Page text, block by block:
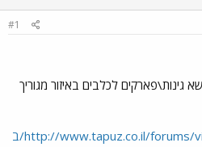
#1
גינות\פארקים לכלבים באיזור מגוריך
http://www.tapuz.co.il/forums/viewmsg/708/180966862/ב